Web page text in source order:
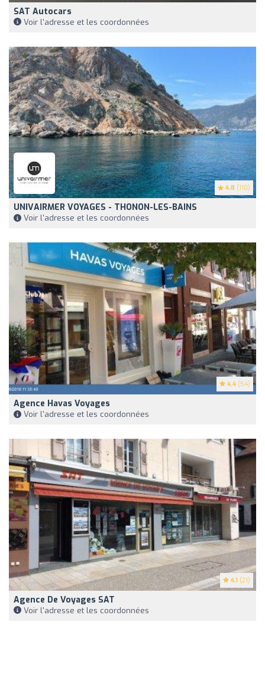
SAT Autocars
Voir l'adresse et les coordonnées
4.8 (110)
UNIVAIRMER VOYAGES - THONON-LES-BAINS
Voir l'adresse et les coordonnées
4.4 (54)
Agence Havas Voyages
Voir l'adresse et les coordonnées
4.1 (21)
Agence De Voyages SAT
Voir l'adresse et les coordonnées